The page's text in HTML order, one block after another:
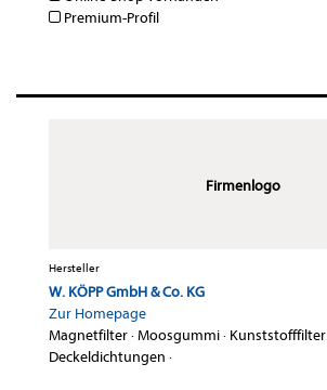
Premium-Profil
Firmenlogo
Hersteller
W. KÖPP GmbH & Co. KG
Zur Homepage
Magnetfilter·Moosgummi· Kunststofffilter
Deckeldichtungen ·